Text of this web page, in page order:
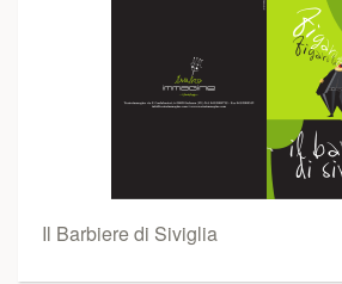
Il Barbiere di Siviglia